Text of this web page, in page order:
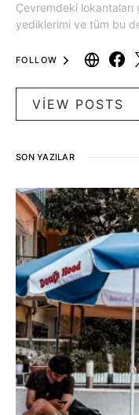
Çevremdeki lokantaları
yediklerimi ve tüm bu
FOLLOW
VIEW POSTS
SON YAZILAR